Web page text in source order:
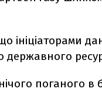
ініціаторами
поганого в